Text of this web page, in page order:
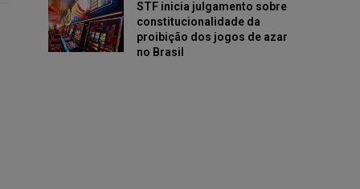
STF inicia julgamento sobre
constitucionalidade da
proibição dos jogos de azar
no Brasil